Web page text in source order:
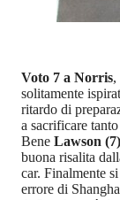
Voto 7 a Norris,
solitamente
ritardo di
a sacrificare
Bene Lawson (7)
buona risalita
car. Finalmente
errore di